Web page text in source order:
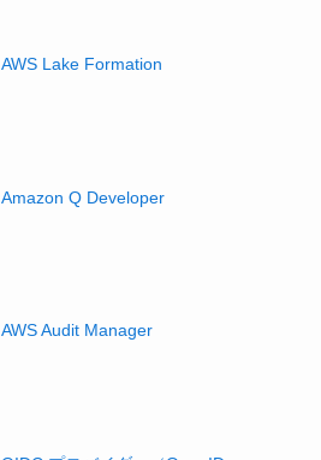
AWS Lake Formation
Amazon Q Developer
AWS Audit Manager